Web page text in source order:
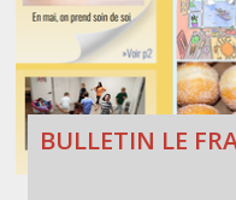
BULLETIN LE